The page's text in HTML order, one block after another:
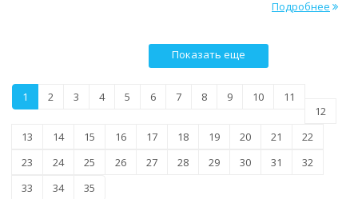
Подробнее
Показать еще
1 2 3 4 5 6 7 8 9 10
11
12
13
14 15 16 17 18 19 20 21
22
23
24 25 26 27 28 29 30 31
32
33
34 35